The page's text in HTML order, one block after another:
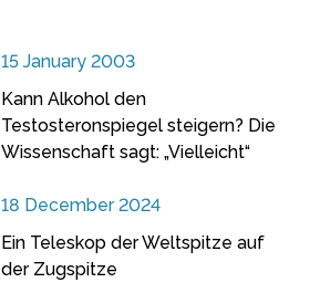
15 January 2003
Kann Alkohol den
Testosteronspiegel steigern? Die
Wissenschaft sagt: „Vielleicht“
18 December 2024
Ein Teleskop der Weltspitze auf
der Zugspitze